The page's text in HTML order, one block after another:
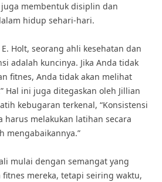
membentuk disiplin dan
hidup sehari-hari.
Holt, seorang ahli kesehatan dan
adalah kuncinya. Jika Anda tidak
fitnes, Anda tidak akan melihat
Hal ini juga ditegaskan oleh Jillian
kebugaran terkenal, “Konsistensi
harus melakukan latihan secara
mengabaikannya.”
mulai dengan semangat yang
mereka, tetapi seiring waktu,